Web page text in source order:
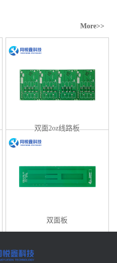
More>>
双面2oz线路板
双面板